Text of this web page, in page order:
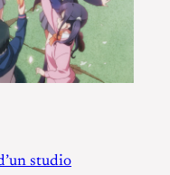
studio